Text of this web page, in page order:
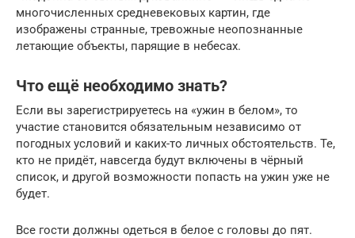
многочисленных средневековых картин, где
изображены странные, тревожные неопознанные
летающие объекты, парящие в небесах.
Что ещё необходимо знать?
Если вы зарегистрируетесь на «ужин в белом», то
участие становится обязательным независимо от
погодных условий и каких-то личных обстоятельств. Те,
кто не придёт, навсегда будут включены в чёрный
список, и другой возможности попасть на ужин уже не
будет.
Все гости должны одеться в белое с головы до пят.